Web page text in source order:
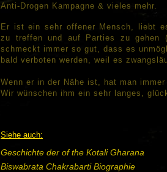
Anti-Drogen Kampagne & vieles mehr.
Er ist ein sehr offener Mensch, liebt
zu treffen und auf Parties zu
schmeckt immer so gut, dass es
bald verboten werden, weil es
Wenn er in der Nähe ist, hat man
Wir wünschen ihm ein sehr langes,
Siehe auch:
Geschichte der of the Kotali Gharana
Biswabrata Chakrabarti Biographie